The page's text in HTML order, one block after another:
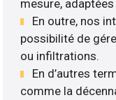
mesure,
En outre, nos
possibilité de
ou infiltrations.
En d’autres
comme la